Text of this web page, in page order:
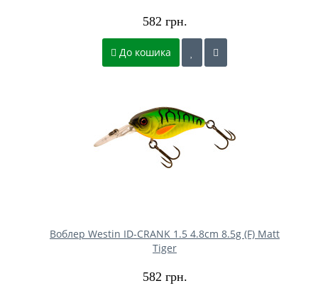
582 грн.
До кошика
Воблер Westin ID-CRANK 1.5 4.8cm 8.5g (F) Matt
Tiger
582 грн.